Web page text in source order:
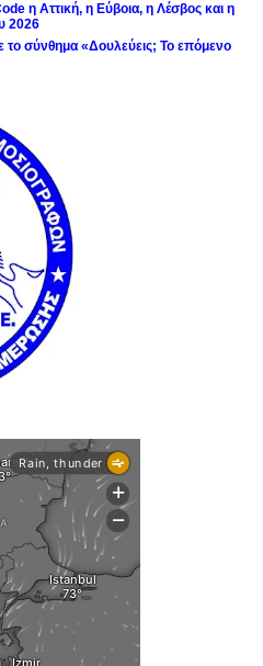
η Αττική, η Εύβοια, η Λέσβος και η
2026
σύνθημα «Δουλεύεις; Το επόμενο